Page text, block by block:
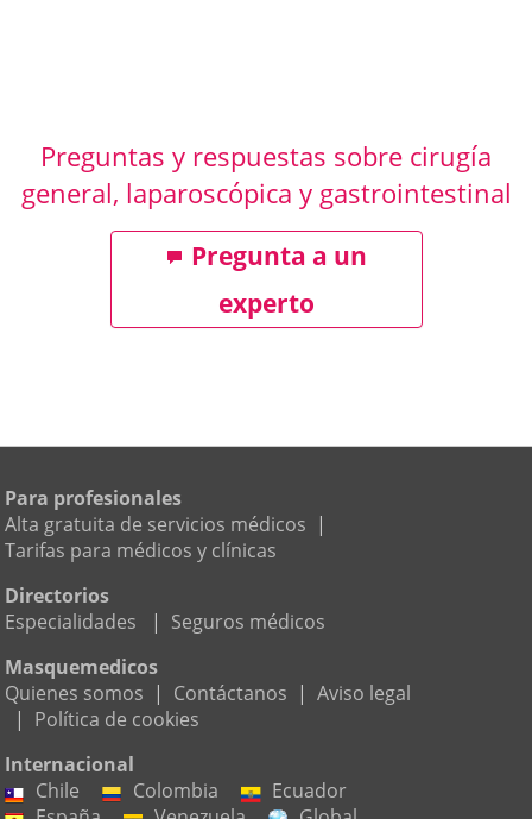
Preguntas y respuestas sobre cirugía
general, laparoscópica y gastrointestinal
Pregunta a un
experto
Para profesionales
Alta gratuita de servicios médicos |
Tarifas para médicos y clínicas
Directorios
Especialidades
| Seguros médicos
Masquemedicos
Quienes somos | Contáctanos | Aviso legal
| Política de cookies
Internacional
Chile
Colombia
Ecuador